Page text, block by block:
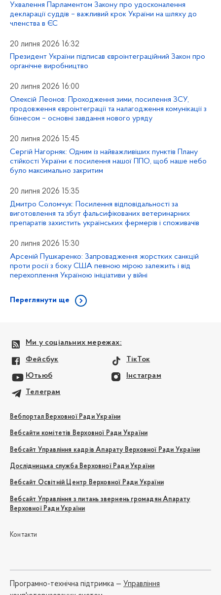
Ухвалення Парламентом Закону про удосконалення
декларації суддів – важливий крок України на шляху до
членства в ЄС
20 липня 2026 16:32
Президент України підписав євроінтеграційний Закон про
органічне виробництво
20 липня 2026 16:00
Олексій Леонов: Проходження зими, посилення ЗСУ,
продовження євроінтеграції та налагодження комунікації з
бізнесом – основні завдання нового уряду
20 липня 2026 15:45
Сергій Нагорняк: Одним із найважливіших пунктів Плану
стійкості України є посилення нашої ППО, щоб наше небо
було максимально закритим
20 липня 2026 15:35
Дмитро Соломчук: Посилення відповідальності за
виготовлення та збут фальсифікованих ветеринарних
препаратів захистить українських фермерів і споживачів
20 липня 2026 15:30
Арсеній Пушкаренко: Запровадження жорстких санкцій
проти росії з боку США певною мірою залежить і від
перехоплення Україною ініціативи у війні
Переглянути ще
Ми у соціальних мережах:
Фейсбук ТікТок
Ютьюб Інстаграм
Телеграм
Вебпортал Верховної Ради України
Вебсайти комітетів Верховної Ради України
Вебсайт Управління кадрів Апарату Верховної Ради України
Дослідницька служба Верховної Ради України
Вебсайт Освітній Центр Верховної Ради України
Вебсайт Управління з питань звернень громадян Апарату
Верховної Ради України
Контакти
Програмно-технічна підтримка — Управління